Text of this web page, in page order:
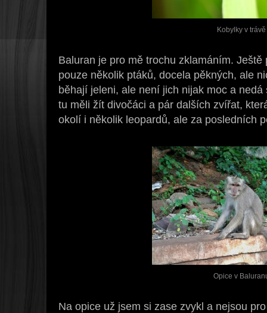
Kobylky v trávě
Baluran je pro mě trochu zklamáním.
pouze několik ptáků, docela pěkných, ale
běhají jeleni, ale není jich nijak moc a
tu měli žít divočáci a pár dalších zvířat,
okolí i několik leopardů, ale za posledních
Opice v
Na opice už jsem si zase zvykl a nejsou